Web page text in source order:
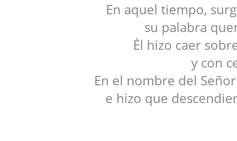
En aquel tiempo,
su palabra
Él hizo caer
y con
En el nombre del
e hizo que